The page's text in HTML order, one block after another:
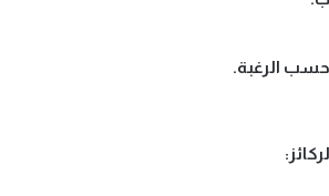
حسب الرغبة.